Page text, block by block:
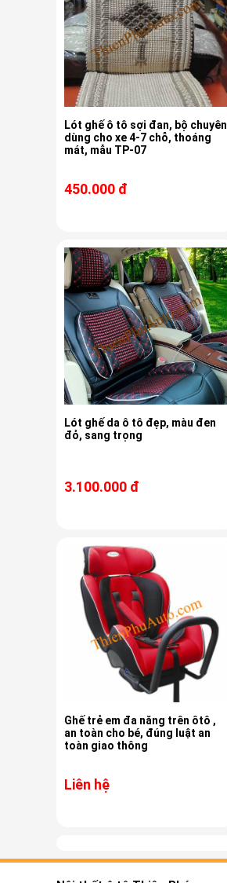
Lót ghế ô tô sợi đan, bộ chuyên
dùng cho xe 4-7 chỗ, thoáng
mát, mẫu TP-07
450.000 đ
Lót ghế da ô tô đẹp, màu đen
đỏ, sang trọng
3.100.000 đ
Ghế trẻ em đa năng trên ôtô ,
an toàn cho bé, đúng luật an
toàn giao thông
Liên hệ